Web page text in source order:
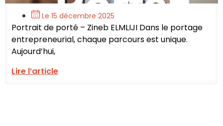
Le 15 décembre 2025
Portrait de porté – Zineb ELMLIJI Dans le portage
entrepreneurial, chaque parcours est unique.
Aujourd’hui,
Lire l’article